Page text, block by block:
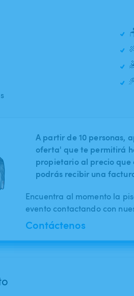
A partir de 10 personas,
oferta' que te permitirá
propietario al precio que
podrás recibir una
Encuentra al momento la
evento contactando con
Contáctenos